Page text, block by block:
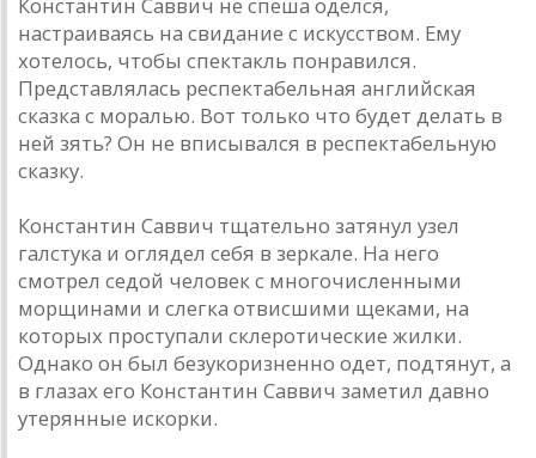
Константин Саввич не спеша оделся,
настраиваясь на свидание с искусством. Ему
хотелось, чтобы спектакль понравился.
Представлялась респектабельная английская
сказка с моралью. Вот только что будет делать в
ней зять? Он не вписывался в респектабельную
сказку.
Константин Саввич тщательно затянул узел
галстука и оглядел себя в зеркале. На него
смотрел седой человек с многочисленными
морщинами и слегка отвисшими щеками, на
которых проступали склеротические жилки.
Однако он был безукоризненно одет, подтянут, а
в глазах его Константин Саввич заметил давно
утерянные искорки.